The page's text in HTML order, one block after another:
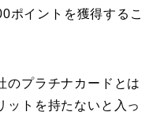
ポイントを獲得するこ
のプラチナカードとは
ットを持たないと入っ